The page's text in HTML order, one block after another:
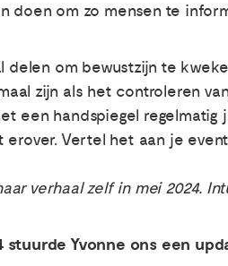
doen om zo mensen te
delen om bewustzijn te
zijn als het controleren
een handspiegel
erover. Vertel het aan je
verhaal zelf in mei 2024.
stuurde Yvonne ons een